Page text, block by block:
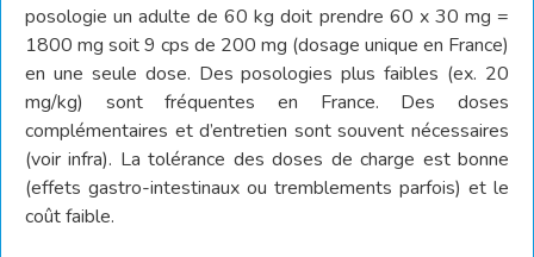
posologie un adulte de 60 kg doit prendre 60 x 30 mg =
1800 mg soit 9 cps de 200 mg (dosage unique en France)
en une seule dose. Des posologies plus faibles (ex. 20
mg/kg) sont fréquentes en France. Des doses
complémentaires et d’entretien sont souvent nécessaires
(voir infra). La tolérance des doses de charge est bonne
(effets gastro-intestinaux ou tremblements parfois) et le
coût faible.